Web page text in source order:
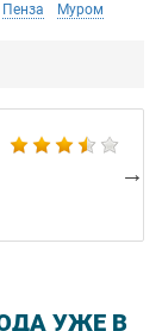
Пенза Муром
УЖЕ В